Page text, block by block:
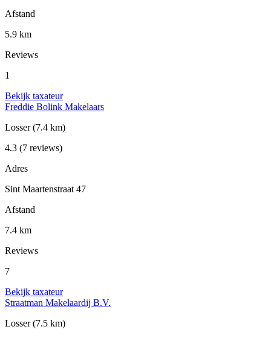
Afstand
5.9 km
Reviews
1
Bekijk taxateur
Freddie Bolink Makelaars
Losser(7.4 km)
4.3 (7 reviews)
Adres
Sint Maartenstraat 47
Afstand
7.4 km
Reviews
7
Bekijk taxateur
Straatman Makelaardij B.V.
Losser(7.5 km)